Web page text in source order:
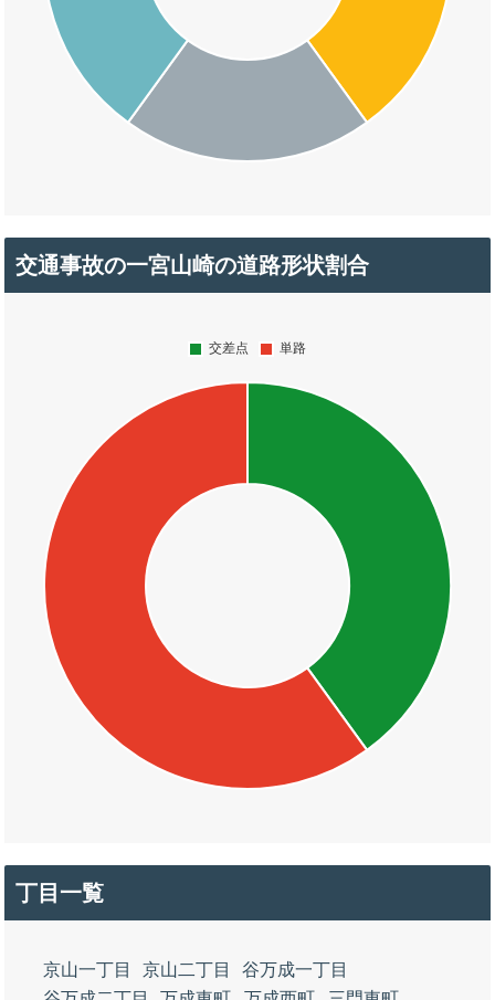
交通事故の一宮山崎の道路形状割合
丁目一覧
京山一丁目 京山二丁目
谷万成一丁目